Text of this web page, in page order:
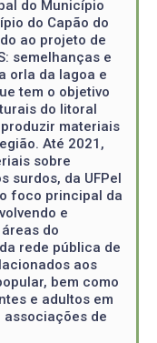
do Município
do Capão do
ao projeto de
semelhanças e
orla da lagoa e
tem o objetivo
do litoral
materiais
Até 2021,
sobre
surdos, da UFPel
foco principal da
e
do
rede pública de
aos
bem como
e adultos em
associações de